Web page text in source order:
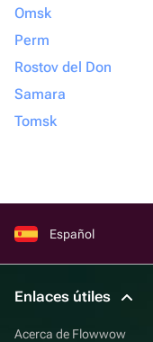
Omsk
Perm
Rostov del Don
Samara
Tomsk
Español
Enlaces útiles
Acerca de Flowwow